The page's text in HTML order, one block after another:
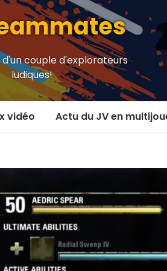
d'un couple d'explorateurs
ludiques!
vidéo
en écran partagé
Actu du JV en